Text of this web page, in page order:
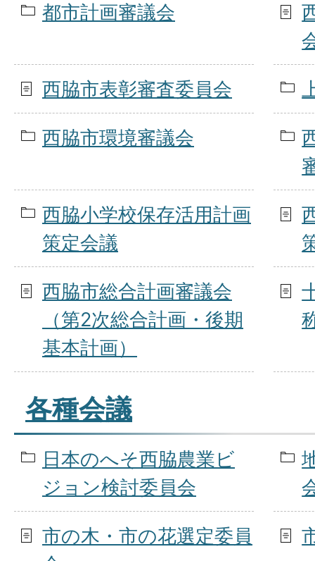
都市計画審議会
西脇市表彰審査委員会
西脇市環境審議会
西脇小学校保存活用計画
策定会議
西脇市総合計画審議会
（第2次総合計画・後期
基本計画）
各種会議
日本のへそ西脇農業ビ
ジョン検討委員会
市の木・市の花選定委員